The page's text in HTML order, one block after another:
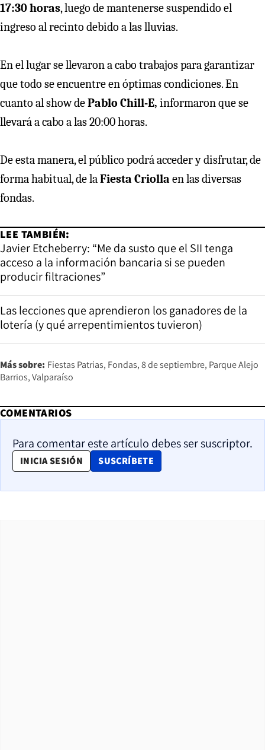
17:30 horas, luego de mantenerse suspendido el
ingreso al recinto debido a las lluvias.
En el lugar se llevaron a cabo trabajos para garantizar
que todo se encuentre en óptimas condiciones. En
cuanto al show dePablo Chill-E, informaron que se
llevará a cabo a las 20:00 horas.
De esta manera, el público podrá acceder y disfrutar, de
forma habitual, de la Fiesta Criolla en las diversas
fondas.
LEE TAMBIÉN:
Javier Etcheberry: “Me da susto que el SII tenga
acceso a la información bancaria si se pueden
producir filtraciones”
Las lecciones que aprendieron los ganadores de la
lotería (y qué arrepentimientos tuvieron)
Más sobre: Fiestas Patrias Fondas 8 de septiembre Parque Alejo
Barrios Valparaíso
COMENTARIOS
Para comentar este artículo debes ser suscriptor.
INICIA SESIÓN SUSCRÍBETE
OPENS IN NEW WINDOW